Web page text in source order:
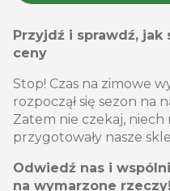
Przyjdź i sprawdź,
ceny
Stop! Czas na zimowe
rozpoczął się sezon na
Zatem nie czekaj, niech
przygotowały nasze
Odwiedź nas i
na wymarzone rzeczy!